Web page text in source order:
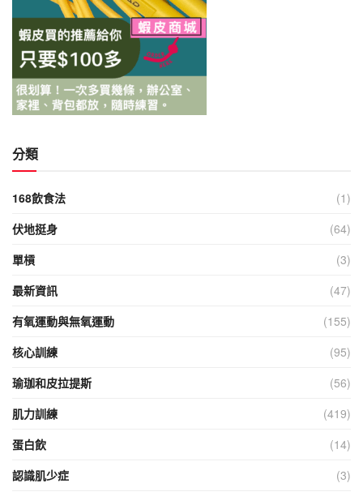
分類
168飲食法
(1)
伏地挺身
(64)
單槓
(3)
最新資訊
(47)
有氧運動與無氧運動
(155)
核心訓練
(95)
瑜珈和皮拉提斯
(56)
肌力訓練
(419)
蛋白飲
(14)
認識肌少症
(3)